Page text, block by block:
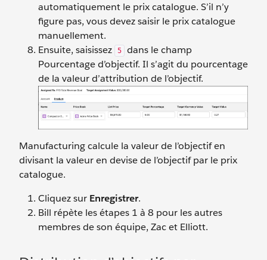
automatiquement le prix catalogue. S’il n’y
figure pas, vous devez saisir le prix catalogue
manuellement.
Ensuite, saisissez
5
dans le champ
Pourcentage d’objectif. Il s’agitdu pourcentage
de la valeur d’attribution de l’objectif.
Manufacturing calcule la valeur de l’objectif en
divisant la valeur en devise de l’objectif par le prix
catalogue.
Cliquez sur Enregistrer.
Bill répète les étapes 1 à 8 pour les autres
membres de son équipe, Zac et Elliott.